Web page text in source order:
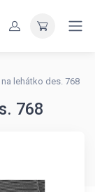
lehátko des. 768
768